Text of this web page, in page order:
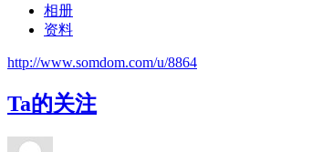
相册
资料
http://www.somdom.com/u/8864
Ta的关注